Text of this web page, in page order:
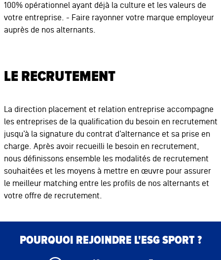
100% opérationnel ayant déjà la culture et les valeurs de
votre entreprise. - Faire rayonner votre marque employeur
auprès de nos alternants.
LE RECRUTEMENT
La direction placement et relation entreprise accompagne
les entreprises de la qualification du besoin en recrutement
jusqu’à la signature du contrat d’alternance et sa prise en
charge. Après avoir recueilli le besoin en recrutement,
nous définissons ensemble les modalités de recrutement
souhaitées et les moyens à mettre en œuvre pour assurer
le meilleur matching entre les profils de nos alternants et
votre offre de recrutement.
POURQUOI REJOINDRE L'ESG SPORT ?